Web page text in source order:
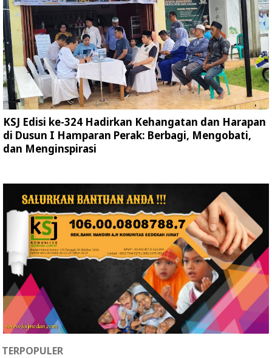
KSJ Edisi ke-324 Hadirkan Kehangatan dan Harapan
di Dusun I Hamparan Perak: Berbagi, Mengobati,
dan Menginspirasi
TERPOPULER